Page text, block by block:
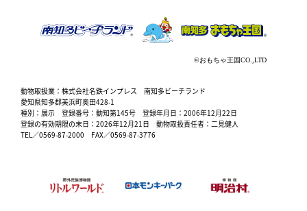
動物取扱業：株式会社名鉄インプレス 南知多ビーチランド
愛知県知多郡美浜町奥田428-1
種別：展示 登録番号：動知第145号 登録年月日：2006年12月22日
登録の有効期限の末日：2026年12月21日 動物取扱責任者：二見健人
TEL／0569-87-2000 FAX／0569-87-3776